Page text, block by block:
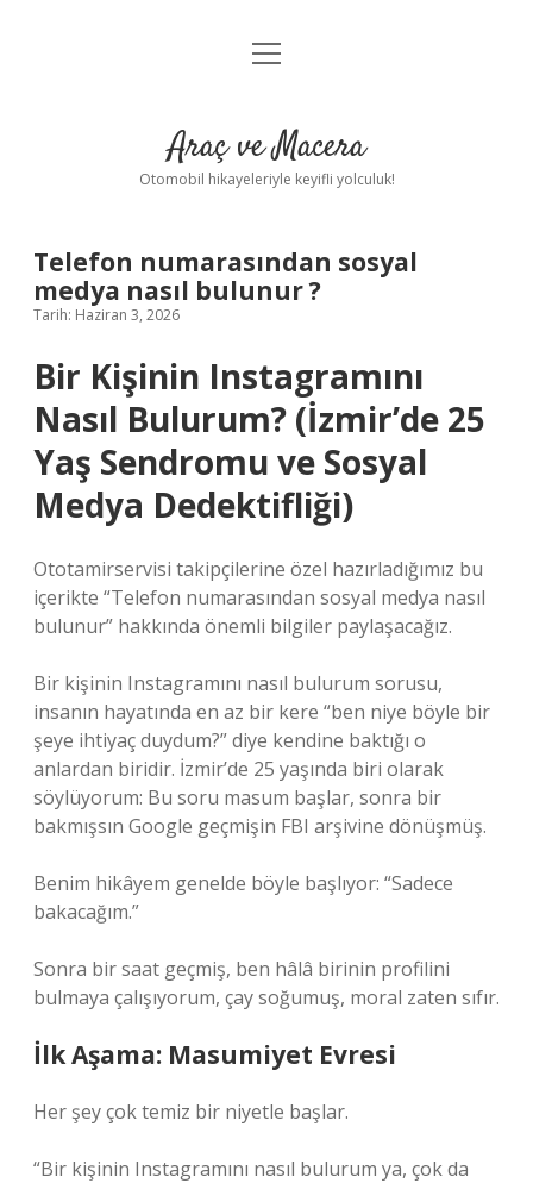
Anasayfa
Yasal Uyarı
menüyü
Araç ve Macera
Otomobil hikayeleriyle keyifli yolculuk!
Telefon numarasından sosyal
medya nasıl bulunur ?
Tarih: Haziran 3, 2026
Bir Kişinin Instagramını
Nasıl Bulurum? (İzmir’de 25
Yaş Sendromu ve Sosyal
Medya Dedektifliği)
Ototamirservisi takipçilerine özel hazırladığımız bu
içerikte “Telefon numarasından sosyal medya nasıl
bulunur” hakkında önemli bilgiler paylaşacağız.
Bir kişinin Instagramını nasıl bulurum sorusu,
insanın hayatında en az bir kere “ben niye böyle bir
şeye ihtiyaç duydum?” diye kendine baktığı o
anlardan biridir. İzmir’de 25 yaşında biri olarak
söylüyorum: Bu soru masum başlar, sonra bir
bakmışsın Google geçmişin FBI arşivine dönüşmüş.
Benim hikâyem genelde böyle başlıyor: “Sadece
bakacağım.”
Sonra bir saat geçmiş, ben hâlâ birinin profilini
bulmaya çalışıyorum, çay soğumuş, moral zaten sıfır.
İlk Aşama: Masumiyet Evresi
Her şey çok temiz bir niyetle başlar.
“Bir kişinin Instagramını nasıl bulurum ya, çok da